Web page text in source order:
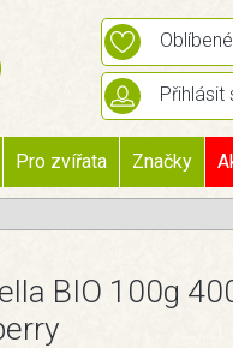
Oblíbené
Přihlásit
Pro zvířata Značky
BIO 100g